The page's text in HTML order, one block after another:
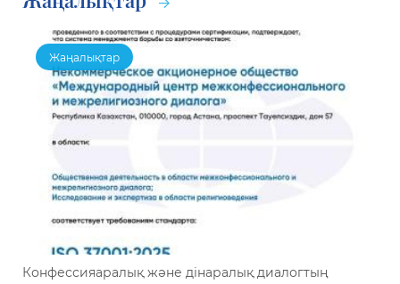
Жаңалықтар
Конфессияаралық және дінаралық диалогтың